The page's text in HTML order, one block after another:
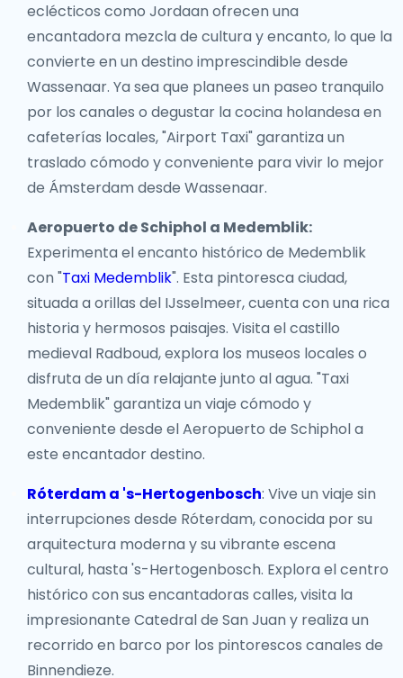
eclécticos como Jordaan ofrecen una
encantadora mezcla de cultura y encanto, lo que la
convierte en un destino imprescindible desde
Wassenaar. Ya sea que planees un paseo tranquilo
por los canales o degustar la cocina holandesa en
cafeterías locales, "Airport Taxi" garantiza un
traslado cómodo y conveniente para vivir lo mejor
de Ámsterdam desde Wassenaar.
Aeropuerto de Schiphol a Medemblik:
Experimenta el encanto histórico de Medemblik
con "Taxi Medemblik". Esta pintoresca ciudad,
situada a orillas del IJsselmeer, cuenta con una rica
historia y hermosos paisajes. Visita el castillo
medieval Radboud, explora los museos locales o
disfruta de un día relajante junto al agua. "Taxi
Medemblik" garantiza un viaje cómodo y
conveniente desde el Aeropuerto de Schiphol a
este encantador destino.
Róterdam a 's-Hertogenbosch: Vive un viaje sin
interrupciones desde Róterdam, conocida por su
arquitectura moderna y su vibrante escena
cultural, hasta 's-Hertogenbosch. Explora el centro
histórico con sus encantadoras calles, visita la
impresionante Catedral de San Juan y realiza un
recorrido en barco por los pintorescos canales de
Binnendieze.